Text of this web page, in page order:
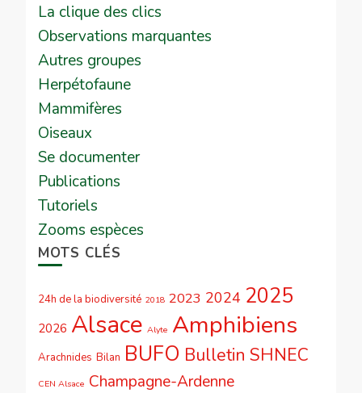
La clique des clics
Observations marquantes
Autres groupes
Herpétofaune
Mammifères
Oiseaux
Se documenter
Publications
Tutoriels
Zooms espèces
MOTS CLÉS
24h de la biodiversité 2018 2023 2024 2025
2026 Alsace Alyte Amphibiens
Arachnides Bilan BUFO Bulletin SHNEC
CEN Alsace Champagne-Ardenne